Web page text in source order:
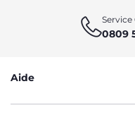
0809
Aide